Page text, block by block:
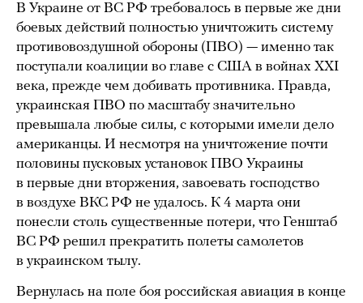
В Украине от ВС РФ требовалось в первые же дни
боевых действий полностью уничтожить систему
противовоздушной обороны (ПВО) — именно так
поступали коалиции во главе с США в войнах XXI
века, прежде чем добивать противника. Правда,
украинская ПВО по масштабу значительно
превышала любые силы, с которыми имели дело
американцы. И несмотря на уничтожение почти
половины пусковых установок ПВО Украины
в первые дни вторжения, завоевать господство
в воздухе ВКС РФ не удалось. К 4 марта они
понесли столь существенные потери, что Генштаб
ВС РФ решил прекратить полеты самолетов
в украинском тылу.
Вернулась на поле боя российская авиация в конце